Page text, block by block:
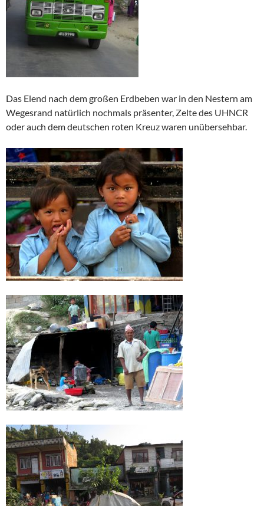
Das Elend nach dem großen Erdbeben war in den Nestern am
Wegesrand natürlich nochmals präsenter, Zelte des UHNCR
oder auch dem deutschen roten Kreuz waren unübersehbar.